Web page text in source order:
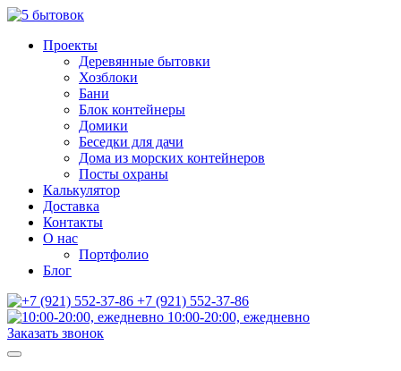
Проекты
Деревянные бытовки
Хозблоки
Бани
Блок контейнеры
Домики
Беседки для дачи
Дома из морских контейнеров
Посты охраны
Калькулятор
Доставка
Контакты
О нас
Портфолио
Блог
+7 (921) 552-37-86
10:00-20:00, ежедневно
Заказать звонок